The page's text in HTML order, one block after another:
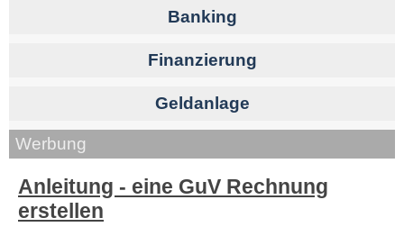
Banking
Finanzierung
Geldanlage
Werbung
Anleitung - eine GuV Rechnung
erstellen